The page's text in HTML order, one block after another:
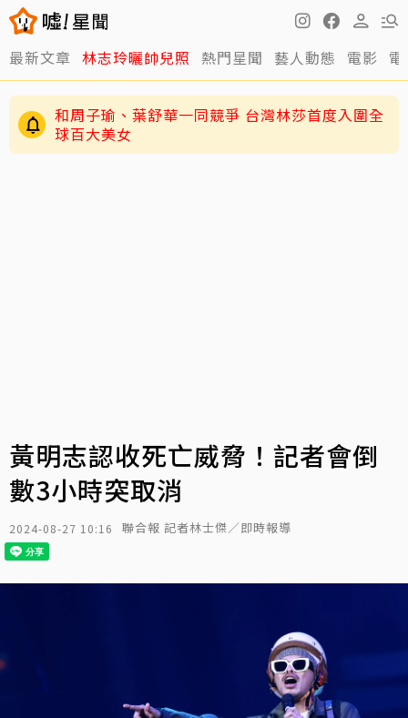
最新文章 林志玲曬帥兒照 熱門星聞 藝人動態 電影
和周子瑜、葉舒華一同競爭 台灣林莎首度入圍全
球百大美女
黃明志認收死亡威脅！記者會倒
數3小時突取消
2024-08-27 10:16 聯合報 記者林士傑／即時報導